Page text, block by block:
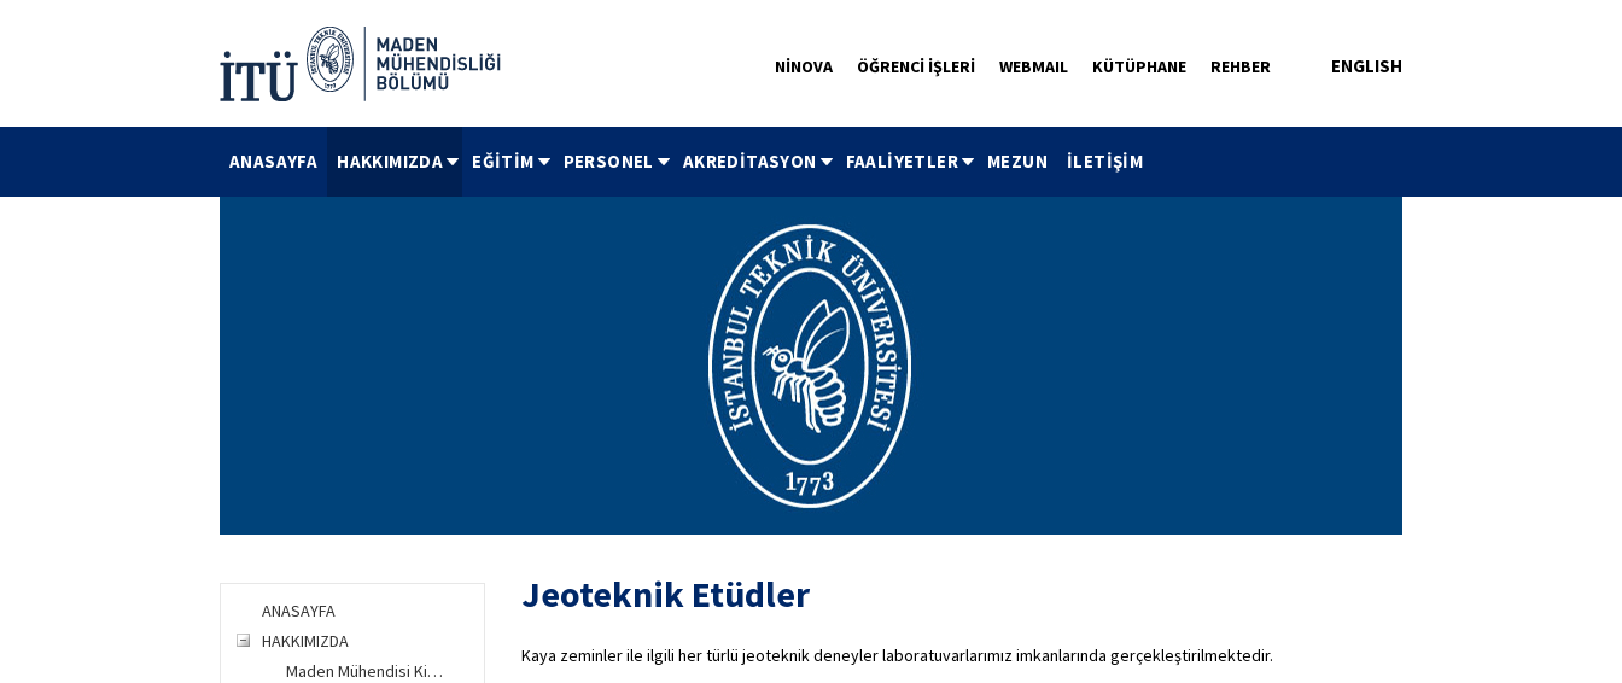
ENGLISH
NİNOVA ÖĞRENCİ İŞLERİ WEBMAIL KÜTÜPHANE REHBER
ANASAYFA HAKKIMIZDA EĞİTİM PERSONEL AKREDİTASYON FAALİYETLER MEZUN İLETİŞİM
ANASAYFA
HAKKIMIZDA
Maden Mühendisi Kimdir ?
Jeoteknik Etüdler
Kaya zeminler ile ilgili her türlü jeoteknik deneyler laboratuvarlarımız imkanlarında gerçekleştirilmektedir.